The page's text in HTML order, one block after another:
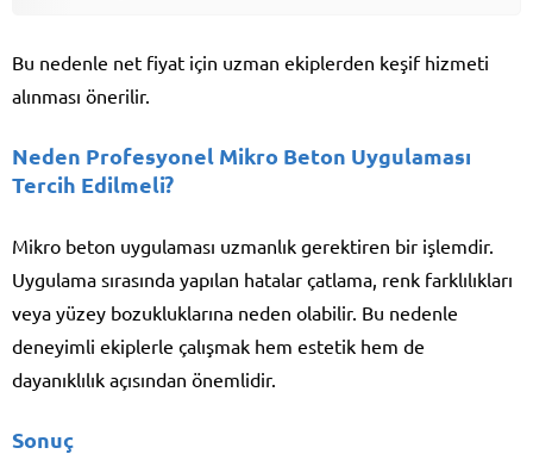
Bu nedenle net fiyat için uzman ekiplerden keşif hizmeti
alınması önerilir.
Neden Profesyonel Mikro Beton Uygulaması
Tercih Edilmeli?
Mikro beton uygulaması uzmanlık gerektiren bir işlemdir.
Uygulama sırasında yapılan hatalar çatlama, renk farklılıkları
veya yüzey bozukluklarına neden olabilir. Bu nedenle
deneyimli ekiplerle çalışmak hem estetik hem de
dayanıklılık açısından önemlidir.
Sonuç